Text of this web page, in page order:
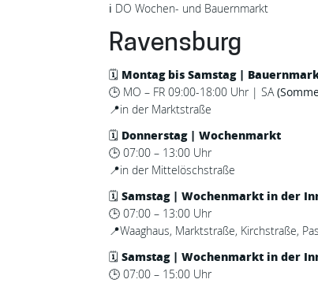
ℹ️ DO Wochen- und Bauernmarkt
Ravensburg
🗓️ Montag bis Samstag |
🕒 MO – FR 09:00-18:00 Uhr | SA
📍in der Marktstraße
🗓️ Donnerstag | Wochenmarkt
🕒 07:00 – 13:00 Uhr
📍in der Mittelöschstraße
🗓️ Samstag | Wochenmarkt in der
🕒 07:00 – 13:00 Uhr
📍Waaghaus, Marktstraße, Kirchstraße,
🗓️ Samstag | Wochenmarkt in der
🕒 07:00 – 15:00 Uhr